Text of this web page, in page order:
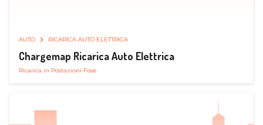
AUTO RICARICA AUTO ELETTRICA
Chargemap Ricarica Auto Elettrica
Ricarica in Postazioni Fisse